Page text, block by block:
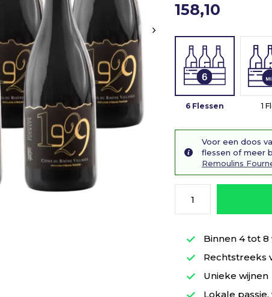
158,10
6 Flessen 1
Voor een doos
flessen of meer
Remoulins
Binnen 4 tot
Rechtstreeks
Unieke wijnen
Lokale